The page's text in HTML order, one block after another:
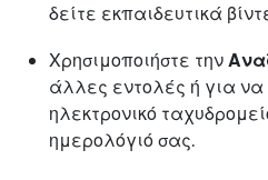
δείτε εκπαιδευτικά
Χρησιμοποιήστε την
άλλες εντολές ή για
ηλεκτρονικό
ημερολόγιό σας.